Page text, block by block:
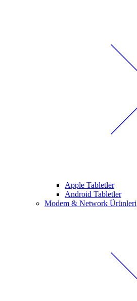
Apple Tabletler
Android Tabletler
Modem & Network Ürünleri